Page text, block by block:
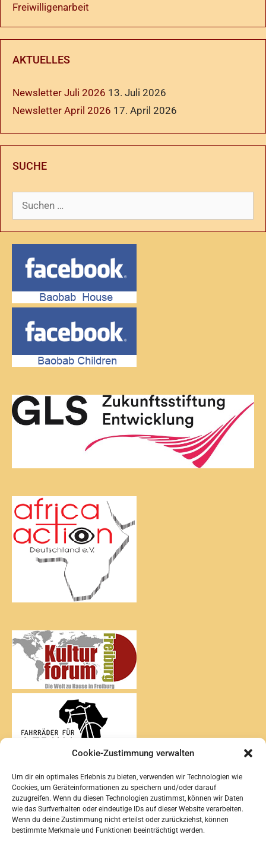
Cookie-Zustimmung verwalten
Um dir ein optimales Erlebnis zu bieten, verwenden wir Technologien wie
Cookies, um Geräteinformationen zu speichern und/oder darauf
zuzugreifen. Wenn du diesen Technologien zustimmst, können wir Daten
wie das Surfverhalten oder eindeutige IDs auf dieser Website verarbeiten.
Wenn du deine Zustimmung nicht erteilst oder zurückziehst, können
bestimmte Merkmale und Funktionen beeinträchtigt werden.
Freiwilligenarbeit
AKTUELLES
Newsletter Juli 2026 13. Juli 2026
Newsletter April 2026 17. April 2026
SUCHE